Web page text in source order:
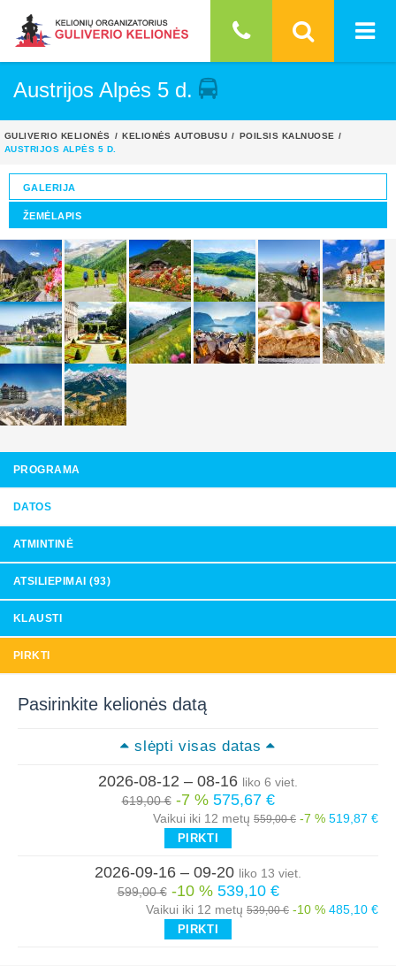
Austrijos Alpės 5 d.
GULIVERIO KELIONĖS KELIONĖS AUTOBUSU
POILSIS KALNUOSE
AUSTRIJOS ALPĖS 5 D.
GALERIJA
ŽEMĖLAPIS
PROGRAMA
DATOS
ATMINTINĖ
ATSILIEPIMAI (93)
KLAUSTI
PIRKTI
Pasirinkite kelionės datą
slėpti visas datas
2026-08-12 – 08-16 liko 6 viet.
619,00 € -7 % 575,67 €
Vaikui iki 12 metų 559,00 € -7 % 519,87 €
PIRKTI
2026-09-16 – 09-20 liko 13 viet.
599,00 € -10 % 539,10 €
Vaikui iki 12 metų 539,00 € -10 % 485,10 €
PIRKTI